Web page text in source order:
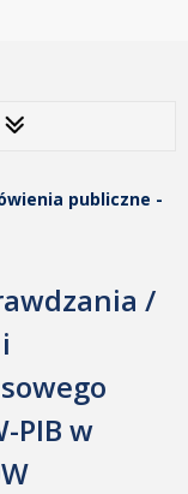
publiczne -
/
PIB w